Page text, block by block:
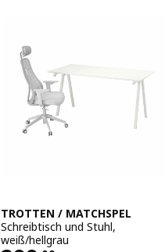
TROTTEN / MATCHSPEL
Schreibtisch und Stuhl,
weiß/hellgrau